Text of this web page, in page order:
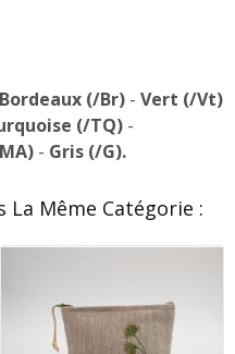
Bordeaux (/Br) - Vert (/Vt)
(/TQ) -
- Gris (/G).
La Même Catégorie :